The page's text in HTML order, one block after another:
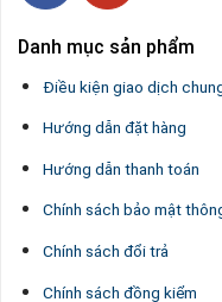
Danh mục sản phẩm
Điều kiện giao dịch
Hướng dẫn đặt hàng
Hướng dẫn thanh toán
Chính sách bảo mật
Chính sách đổi trả
Chính sách đồng kiểm